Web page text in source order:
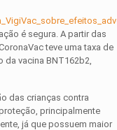
é segura. A partir das
teve uma taxa de
vacina BNT162b2,
das crianças contra
principalmente
já que possuem maior